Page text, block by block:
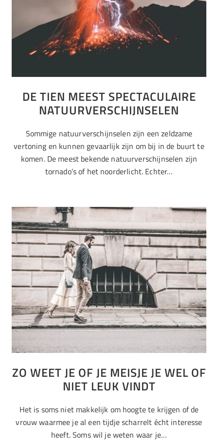
DE TIEN MEEST SPECTACULAIRE
NATUURVERSCHIJNSELEN
Sommige natuurverschijnselen zijn een zeldzame
vertoning en kunnen gevaarlijk zijn om bij in de buurt te
komen. De meest bekende natuurverschijnselen zijn
tornado’s of het noorderlicht. Echter…
ZO WEET JE OF JE MEISJE JE WEL OF
NIET LEUK VINDT
Het is soms niet makkelijk om hoogte te krijgen of de
vrouw waarmee je al een tijdje scharrelt écht interesse
heeft. Soms wil je weten waar je…